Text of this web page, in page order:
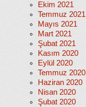
Ekim 2021
Temmuz 2021
Mayıs 2021
Mart 2021
Şubat 2021
Kasım 2020
Eylül 2020
Temmuz 2020
Haziran 2020
Nisan 2020
Şubat 2020